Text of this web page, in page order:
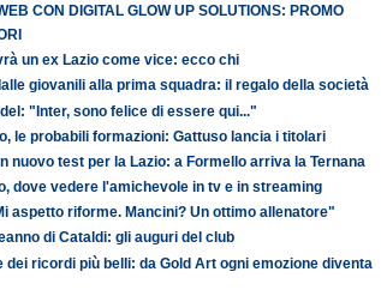
CON DIGITAL GLOW UP SOLUTIONS: PROMO
un ex Lazio come vice: ecco chi
giovanili alla prima squadra: il regalo della società
"Inter, sono felice di essere qui..."
le probabili formazioni: Gattuso lancia i titolari
nuovo test per la Lazio: a Formello arriva la Ternana
dove vedere l'amichevole in tv e in streaming
aspetto riforme. Mancini? Un ottimo allenatore"
di Cataldi: gli auguri del club
dei ricordi più belli: da Gold Art ogni emozione diventa